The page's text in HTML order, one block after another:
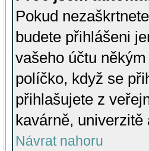
Pokud
budete přihlášeni
vašeho účtu
políčko, když se
přihlašujete z
kavárně, univerzitě
Návrat nahoru